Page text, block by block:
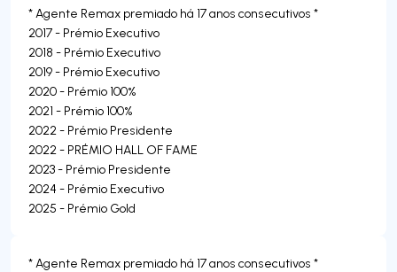
* Agente Remax premiado há 17 anos consecutivos *
2017 - Prémio Executivo
2018 - Prémio Executivo
2019 - Prémio Executivo
2020 - Prémio 100%
2021 - Prémio 100%
2022 - Prémio Presidente
2022 - PRÉMIO HALL OF FAME
2023 - Prémio Presidente
2024 - Prémio Executivo
2025 - Prémio Gold
* Agente Remax premiado há 17 anos consecutivos *